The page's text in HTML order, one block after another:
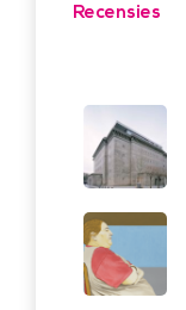
Recensies